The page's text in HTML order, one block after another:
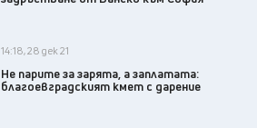
14:18, 28 дек 21
Не парите за зарята, а заплатата:
благоевградският кмет с дарение